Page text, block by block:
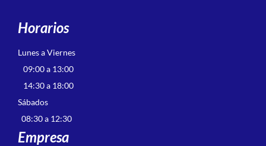
Horarios
Lunes a Viernes
09:00 a 13:00
14:30 a 18:00
Sábados
08:30 a 12:30
Empresa